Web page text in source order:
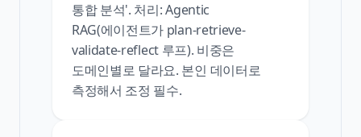
통합 분석'. 처리: Agentic
RAG(에이전트가 plan-retrieve-
validate-reflect 루프). 비중은
도메인별로 달라요. 본인 데이터로
측정해서 조정 필수.